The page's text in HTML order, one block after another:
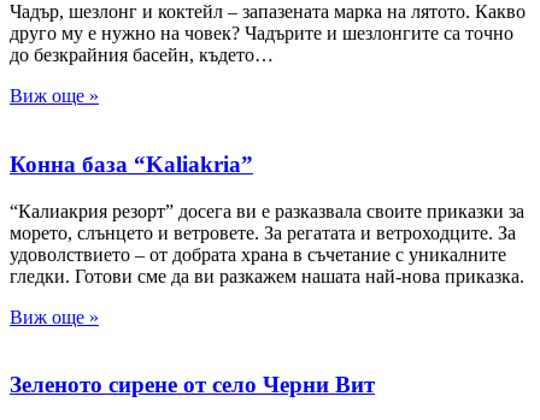
Чадър, шезлонг и коктейл – запазената марка на лятото. Какво
друго му е нужно на човек? Чадърите и шезлонгите са точно
до безкрайния басейн, където…
Виж още »
Конна база “Kaliakria”
“Калиакрия резорт” досега ви е разказвала своите приказки за
морето, слънцето и ветровете. За регатата и ветроходците. За
удоволствието – от добрата храна в съчетание с уникалните
гледки. Готови сме да ви разкажем нашата най-нова приказка.
Виж още »
Зеленото сирене от село Черни Вит